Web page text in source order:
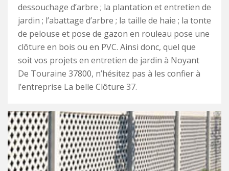
dessouchage d’arbre ; la plantation et entretien de
jardin ; l’abattage d’arbre ; la taille de haie ; la tonte
de pelouse et pose de gazon en rouleau pose une
clôture en bois ou en PVC. Ainsi donc, quel que
soit vos projets en entretien de jardin à Noyant
De Touraine 37800, n’hésitez pas à les confier à
l’entreprise La belle Clôture 37.